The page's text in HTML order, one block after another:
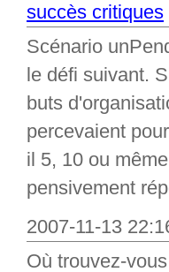
succès critiques
Scénario
le défi suivant.
buts
percevaient
il 5, 10 ou
pensivement
2007-11-13
Où trouvez-